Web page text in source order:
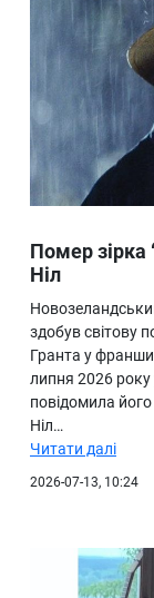
Помер зірка
Ніл
здобув світову
Гранта у
липня 2026 року
повідомила
Ніл…
Читати далі
2026-07-13, 10:24